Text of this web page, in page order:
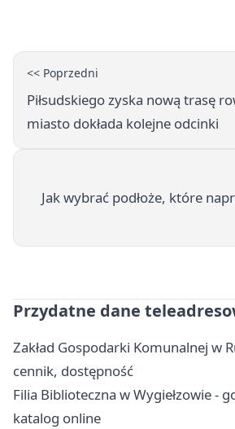
<< Poprzedni
Piłsudskiego zyska nową trasę
miasto dokłada kolejne odcinki
Jak wybrać podłoże, które
Przydatne dane
Zakład Gospodarki Komunalnej w
cennik, dostępność
Filia Biblioteczna w Wygiełzowie -
katalog online